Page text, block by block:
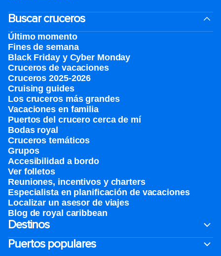
Buscar cruceros
Último momento
Fines de semana
Black Friday y Cyber Monday
Cruceros de vacaciones
Cruceros 2025-2026
Cruising guides
Los cruceros más grandes
Vacaciones en familia
Puertos del crucero cerca de mí
Bodas royal
Cruceros temáticos
Grupos
Accesibilidad a bordo
Ver folletos
Reuniones, incentivos y charters​
Especialista en planificación de vacaciones
Localizar un asesor de viajes
Blog de royal caribbean
Destinos
Puertos populares